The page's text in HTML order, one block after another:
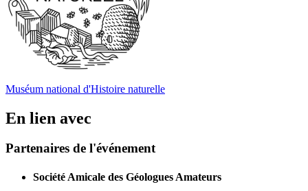
Muséum national d'Histoire naturelle
En lien avec
Partenaires de l'événement
Société Amicale des Géologues Amateurs